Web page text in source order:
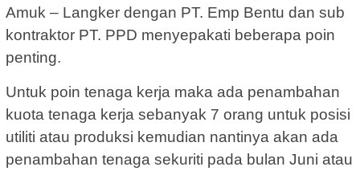
Amuk – Langker dengan PT. Emp Bentu dan sub
kontraktor PT. PPD menyepakati beberapa poin
penting.
Untuk poin tenaga kerja maka ada penambahan
kuota tenaga kerja sebanyak 7 orang untuk posisi
utiliti atau produksi kemudian nantinya akan ada
penambahan tenaga sekuriti pada bulan Juni atau